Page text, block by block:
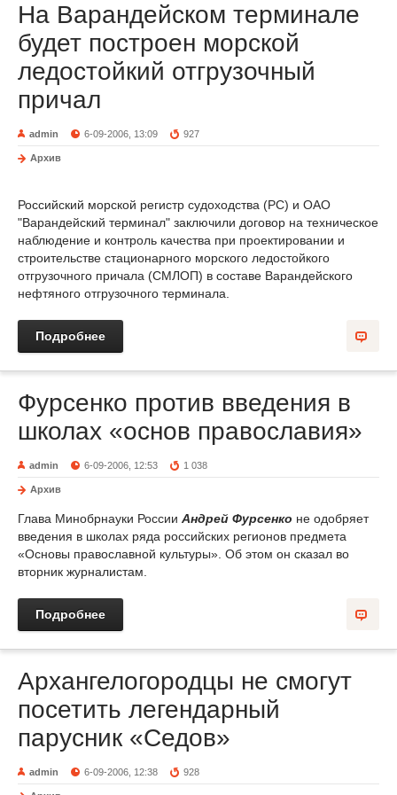
На Варандейском терминале
будет построен морской
ледостойкий отгрузочный
причал
admin 6-09-2006, 13:09 927
Архив
Российский морской регистр судоходства (РС) и ОАО
"Варандейский терминал" заключили договор на техническое
наблюдение и контроль качества при проектировании и
строительстве стационарного морского ледостойкого
отгрузочного причала (СМЛОП) в составе Варандейского
нефтяного отгрузочного терминала.
Подробнее
Фурсенко против введения в
школах «основ православия»
admin 6-09-2006, 12:53 1 038
Архив
Глава Минобрнауки России Андрей Фурсенко не одобряет
введения в школах ряда российских регионов предмета
«Основы православной культуры». Об этом он сказал во
вторник журналистам.
Подробнее
Архангелогородцы не смогут
посетить легендарный
парусник «Седов»
admin 6-09-2006, 12:38 928